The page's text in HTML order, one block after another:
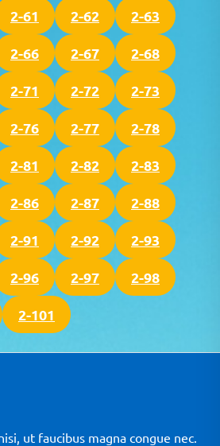
2-61 2-62 2-63
2-66 2-67 2-68
2-71 2-72 2-73
2-76 2-77 2-78
2-81 2-82 2-83
2-86 2-87 2-88
2-91 2-92 2-93
2-96 2-97 2-98
2-101
ut faucibus magna congue nec.